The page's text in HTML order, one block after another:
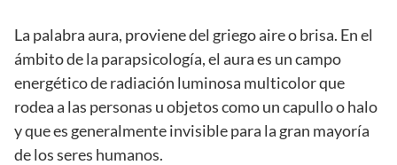
La palabra aura, proviene del griego aire o brisa. En el
ámbito de la parapsicología, el aura es un campo
energético de radiación luminosa multicolor que
rodea a las personas u objetos como un capullo o halo
y que es generalmente invisible para la gran mayoría
de los seres humanos.